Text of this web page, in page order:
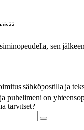
sen
sähköpostilla ja
puhelimeni on
tarvitset?